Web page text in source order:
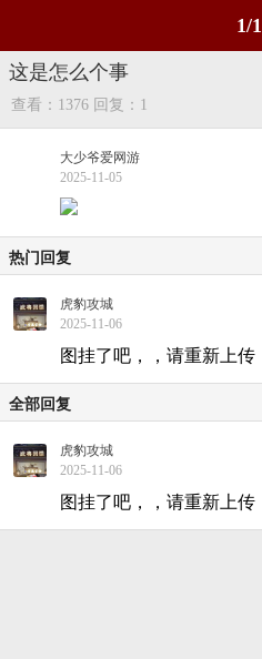
1/1
这是怎么个事
查看：1376 回复：1
大少爷爱网游
2025-11-05
热门回复
虎豹攻城
2025-11-06
图挂了吧，，请重新上传
全部回复
虎豹攻城
2025-11-06
图挂了吧，，请重新上传